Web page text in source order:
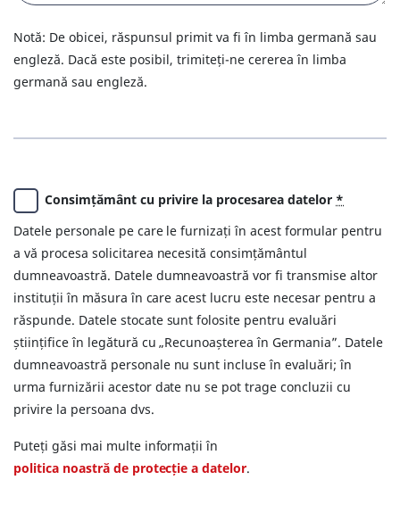
Notă: De obicei, răspunsul primit va fi în limba germană sau
engleză. Dacă este posibil, trimiteți-ne cererea în limba
germană sau engleză.
Consimțământ cu privire la procesarea datelor *
Datele personale pe care le furnizați în acest formular pentru
a vă procesa solicitarea necesită consimțământul
dumneavoastră. Datele dumneavoastră vor fi transmise altor
instituții în măsura în care acest lucru este necesar pentru a
răspunde. Datele stocate sunt folosite pentru evaluări
științifice în legătură cu „Recunoașterea în Germania”. Datele
dumneavoastră personale nu sunt incluse în evaluări; în
urma furnizării acestor date nu se pot trage concluzii cu
privire la persoana dvs.
Puteți găsi mai multe informații în
politica noastră de protecție a datelor.